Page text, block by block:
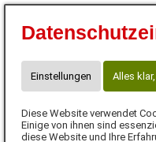
Einstellungen Alles
Diese Website verwendet
Einige von ihnen sind
diese Website und Ihre